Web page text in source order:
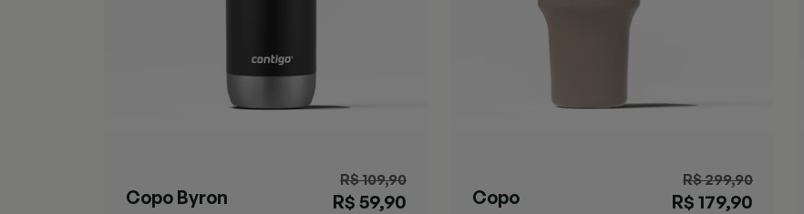
Copo Byron
R$ 109,90
R$ 59,90
Copo
R$ 299,90
R$ 179,90